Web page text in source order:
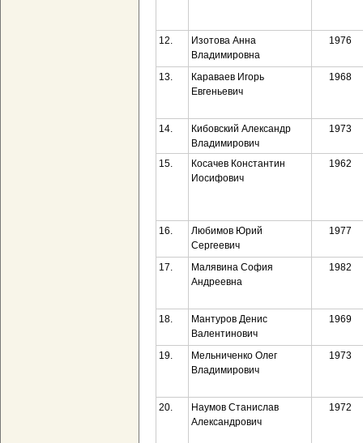
12.
Изотова Анна
Владимировна
1976
13.
Караваев Игорь
Евгеньевич
1968
14.
Кибовский Александр
Владимирович
1973
15.
Косачев Константин
Иосифович
1962
16.
Любимов Юрий
Сергеевич
1977
17.
Малявина София
Андреевна
1982
18.
Мантуров Денис
Валентинович
1969
19.
Мельниченко Олег
Владимирович
1973
20.
Наумов Станислав
Александрович
1972